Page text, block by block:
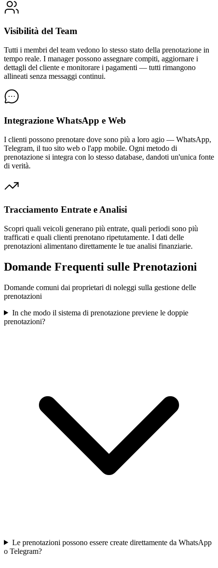
Visibilità del Team
Tutti i membri del team vedono lo stesso stato della prenotazione in
tempo reale. I manager possono assegnare compiti, aggiornare i
dettagli del cliente e monitorare i pagamenti — tutti rimangono
allineati senza messaggi continui.
Integrazione WhatsApp e Web
I clienti possono prenotare dove sono più a loro agio — WhatsApp,
Telegram, il tuo sito web o l'app mobile. Ogni metodo di
prenotazione si integra con lo stesso database, dandoti un'unica fonte
di verità.
Tracciamento Entrate e Analisi
Scopri quali veicoli generano più entrate, quali periodi sono più
trafficati e quali clienti prenotano ripetutamente. I dati delle
prenotazioni alimentano direttamente le tue analisi finanziarie.
Domande Frequenti sulle Prenotazioni
Domande comuni dai proprietari di noleggi sulla gestione delle
prenotazioni
In che modo il sistema di prenotazione previene le doppie
prenotazioni?
Le prenotazioni possono essere create direttamente da WhatsApp
o Telegram?